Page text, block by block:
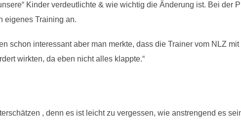
Kinder verdeutlichte & wie wichtig die Änderung ist. Bei der
eigenes Training an.
schon interessant aber man merkte, dass die Trainer vom NLZ mit
wirkten, da eben nicht alles klappte.“
, denn es ist leicht zu vergessen, wie anstrengend es